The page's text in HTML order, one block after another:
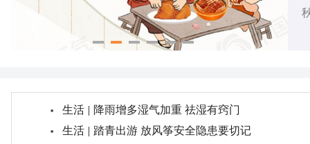
生活 | 降雨增多湿气加重 祛湿有窍门
生活 | 踏青出游 放风筝安全隐患要切记